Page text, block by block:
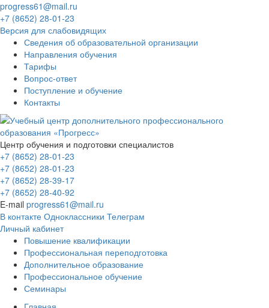
progress61@mail.ru
+7 (8652) 28-01-23
Версия для слабовидящих
Сведения об образовательной организации
Направления обучения
Тарифы
Вопрос-ответ
Поступление и обучение
Контакты
Центр обучения и подготовки специалистов
+7 (8652) 28-01-23
+7 (8652) 28-01-23
+7 (8652) 28-39-17
+7 (8652) 28-40-92
E-mail progress61@mail.ru
В контакте Одноклассники Телеграм
Личный кабинет
Повышение квалификации
Профессиональная переподготовка
Дополнительное образование
Профессиональное обучение
Семинары